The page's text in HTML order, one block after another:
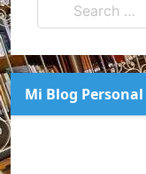
Mi Blog Personal